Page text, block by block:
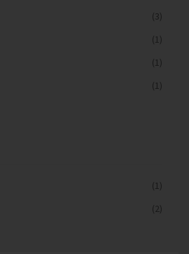
(3)
(1)
(1)
(1)
(1)
(2)